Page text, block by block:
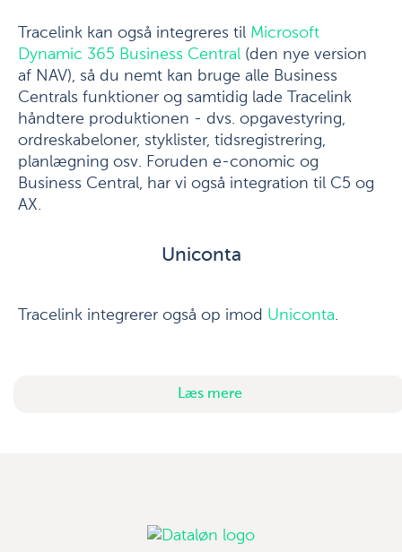
Tracelink kan også integreres til Microsoft
Dynamic 365 Business Central (den nye version
af NAV), så du nemt kan bruge alle Business
Centrals funktioner og samtidig lade Tracelink
håndtere produktionen - dvs. opgave­styring,
ordre­skabeloner, styklister, tids­registrering,
planlægning osv. Foruden e-conomic og
Business Central, har vi også integration til C5 og
AX.
Uniconta
Tracelink integrerer også op imod Uniconta.
Læs mere